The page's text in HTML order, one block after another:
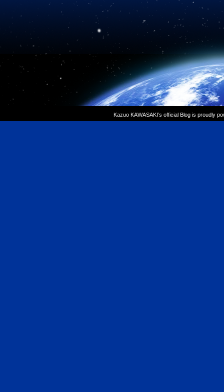
Kazuo KAWASAKI’s official Blog is proudly